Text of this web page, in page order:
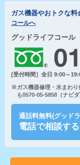
ガス機器やおトクな
コールへ
グッドライフコール
[受付時間］全日 9:00～
※ガス機器修理・水まわり
も0570-05-5858（ナビ
通話料無料(グッド
電話で相談する